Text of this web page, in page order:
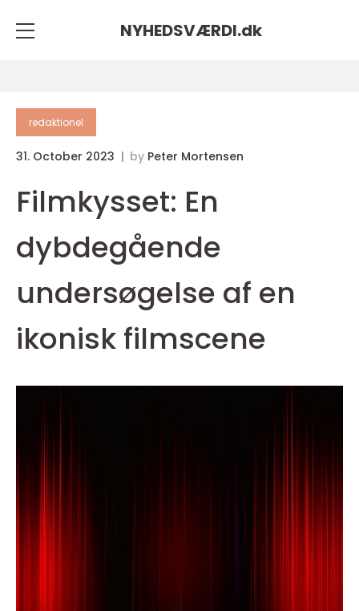
NYHEDSVÆRDI.dk
redaktionel
31. October 2023 by Peter Mortensen
Filmkysset: En
dybdegående
undersøgelse af en
ikonisk filmscene